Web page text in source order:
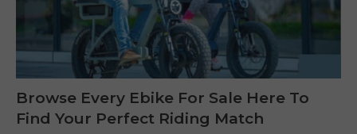
Browse Every Ebike For Sale Here To
Find Your Perfect Riding Match